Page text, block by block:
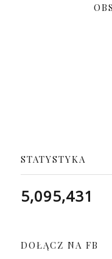
STATYSTYKA
5,095,431
DOŁĄCZ NA FB